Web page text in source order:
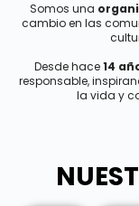
Somos una
cambio en las
Desde hace14
responsable,
la vida y